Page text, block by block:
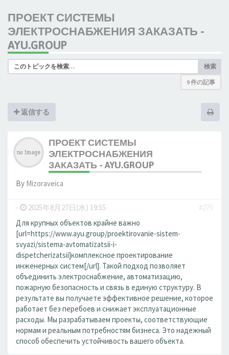
ПРОЕКТ СИСТЕМЫ
ЭЛЕКТРОСНАБЖЕНИЯ ЗАКАЗАТЬ -
AYU.GROUP
検索
9 件の記事
返信する
ПРОЕКТ СИСТЕМЫ
ЭЛЕКТРОСНАБЖЕНИЯ
ЗАКАЗАТЬ - AYU.GROUP
By Mizoraveica
- 2025年8月27日(水) 19:55
#275
Для крупных объектов крайне важно
[url=https://www.ayu.group/proektirovanie-sistem-
svyazi/sistema-avtomatizatsii-i-
dispetcherizatsii]комплексное проектирование
инженерных систем[/url]. Такой подход позволяет
объединить электроснабжение, автоматизацию,
пожарную безопасность и связь в единую структуру. В
результате вы получаете эффективное решение, которое
работает без перебоев и снижает эксплуатационные
расходы. Мы разрабатываем проекты, соответствующие
нормам и реальным потребностям бизнеса. Это надежный
способ обеспечить устойчивость вашего объекта.